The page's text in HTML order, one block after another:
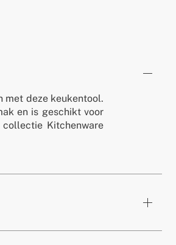
met deze keukentool.
en is geschikt voor
Kitchenware